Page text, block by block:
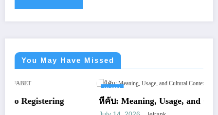
You May Have Missed
หีคับ: Meaning, Usage, and Cultural Context